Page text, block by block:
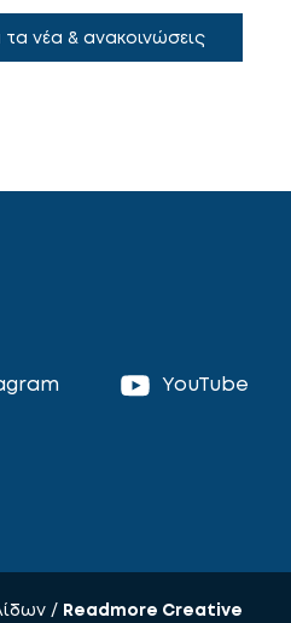
νέα & ανακοινώσεις
YouTube
/ Readmore Creative